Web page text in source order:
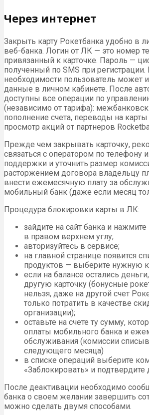
Через интернет
Закрыть карту Рокетбанка удобно в
веб-банка. Логин от ЛК — это номер
привязанный к карточке. Пароль —
полученный по SMS при регистрации.
необходимости пользователь может
данные в личном кабинете. После
доступны все операции по
(независимо от тарифа):
пополнение счета, переводы на карты
просмотр акций от партнеров
Прежде чем закрывать карточку,
связаться с оператором по телефону
поддержки и уточнить размер
расторжением договора владельцу
внести ежемесячную плату за
мобильный банк (даже если месяц
Процедура блокировки карты в ЛК:
зайдите на сайт банка и
в правом верхнем углу;
авторизуйтесь в сервисе;
на главной странице появится
продуктов — выберите нужную
если на балансе остались
другую карточку (бонусные
нельзя, даже на другой счет
только потратить в качестве
организации);
оставьте на счете ту сумму,
оплаты мобильного банка и
обслуживания (комиссии
следующего месяца)
в списке операций выберите
«Заблокировать» и подтвердите
После деактивации необходимо
банка о своем желании завершить
можно сделать двумя способами.